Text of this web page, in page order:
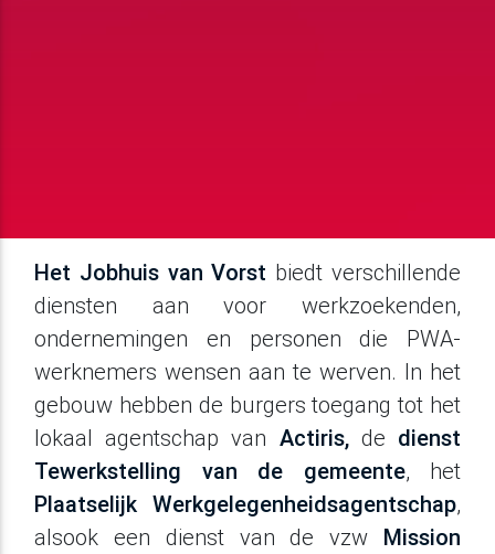
Het Jobhuis van Vorst biedt verschillende
diensten aan voor werkzoekenden,
ondernemingen en personen die PWA-
werknemers wensen aan te werven. In het
gebouw hebben de burgers toegang tot het
lokaal agentschap van Actiris,de dienst
Tewerkstelling van de gemeente, het
Plaatselijk Werkgelegenheidsagentschap,
alsook een dienst van de vzw Mission